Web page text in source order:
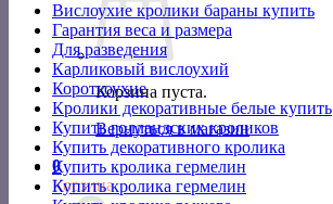
Корзина пуста.
Вернуться в магазин
0
Корзина
Вислоухие кролики бараны купить
Гарантия веса и размера
Для разведения
Карликовый вислоухий
Короткоухие
Кролики декоративные белые купить
Купить голландских кроликов
Купить декоративного кролика
Купить кролика гермелин
Купить кролика гермелин